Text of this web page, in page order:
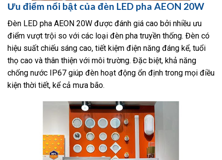
Ưu điểm nổi bật của đèn LED pha AEON 20W
Đèn LED pha AEON 20W được đánh giá cao bởi nhiều ưu
điểm vượt trội so với các loại đèn pha truyền thống. Đèn có
hiệu suất chiếu sáng cao, tiết kiệm điện năng đáng kể, tuổi
thọ cao và thân thiện với môi trường. Đặc biệt, khả năng
chống nước IP67 giúp đèn hoạt động ổn định trong mọi điều
kiện thời tiết, kể cả mưa bão.